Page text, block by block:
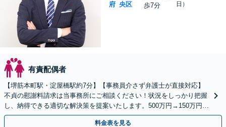
府 央区
歩7分
日）
有責配偶者
【堺筋本町駅・淀屋橋駅約7分】【事務員介さず弁護士が直接対応】
不貞の慰謝料請求は当事務所にご相談ください！状況をしっかり把握
し、納得できる適切な解決策を提案いたします。500万円→150万円へ
の減額交渉成功事例あり【電話／メール相談可】
料金表を見る